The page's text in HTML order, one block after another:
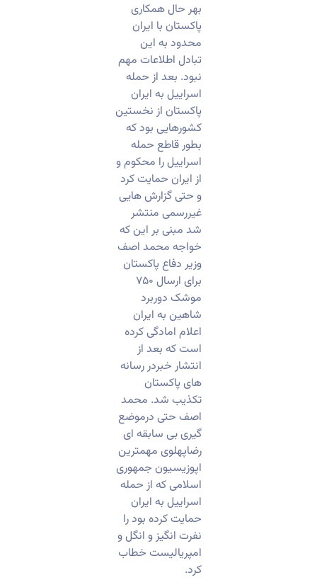
بهر حال همکاری
پاکستان با ایران
محدود به این
تبادل اطلاعات مهم
نبود. بعد از حمله
اسراییل به ایران
پاکستان از نخستین
کشورهایی بود که
بطور قاطع حمله
اسراییل را محکوم و
از ایران حمایت کرد
و حتی گزارش هایی
غیررسمی منتشر
شد مبنی بر این که
خواجه محمد اصف
وزیر دفاع پاکستان
برای ارسال ۷۵۰
موشک دوربرد
شاهین به ایران
اعلام امادگی کرده
است که بعد از
انتشار خبردر رسانه
های پاکستان
تکذیب شد. محمد
اصف حتی درموضع
گیری بی سابقه ای
رضاپهلوی مهمترین
اپوزیسیون جمهوری
اسلامی که از حمله
اسراییل به ایران
حمایت کرده بود را
نفرت انگیز و انگل و
امپریالیست خطاب
کرد.